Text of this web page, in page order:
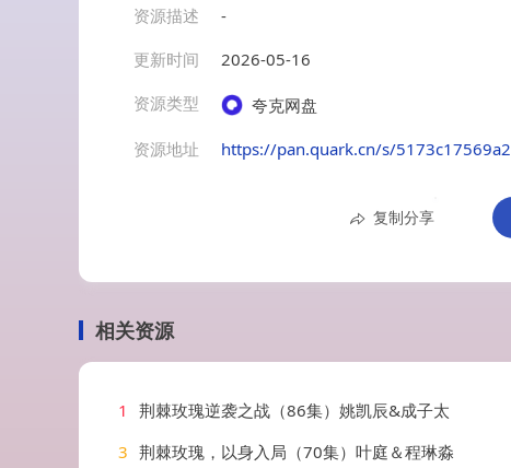
资源描述
-
更新时间
2026-05-16
资源类型
夸克网盘
资源地址
https://pan.quark.cn/s/5173c17569a2
复制分享
相关资源
1 荆棘玫瑰逆袭之战（86集）姚凯辰&成子太
3 荆棘玫瑰，以身入局（70集）叶庭＆程琳淼